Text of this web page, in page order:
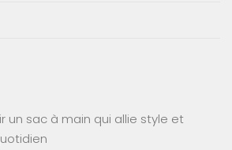
un sac à main qui allie style et